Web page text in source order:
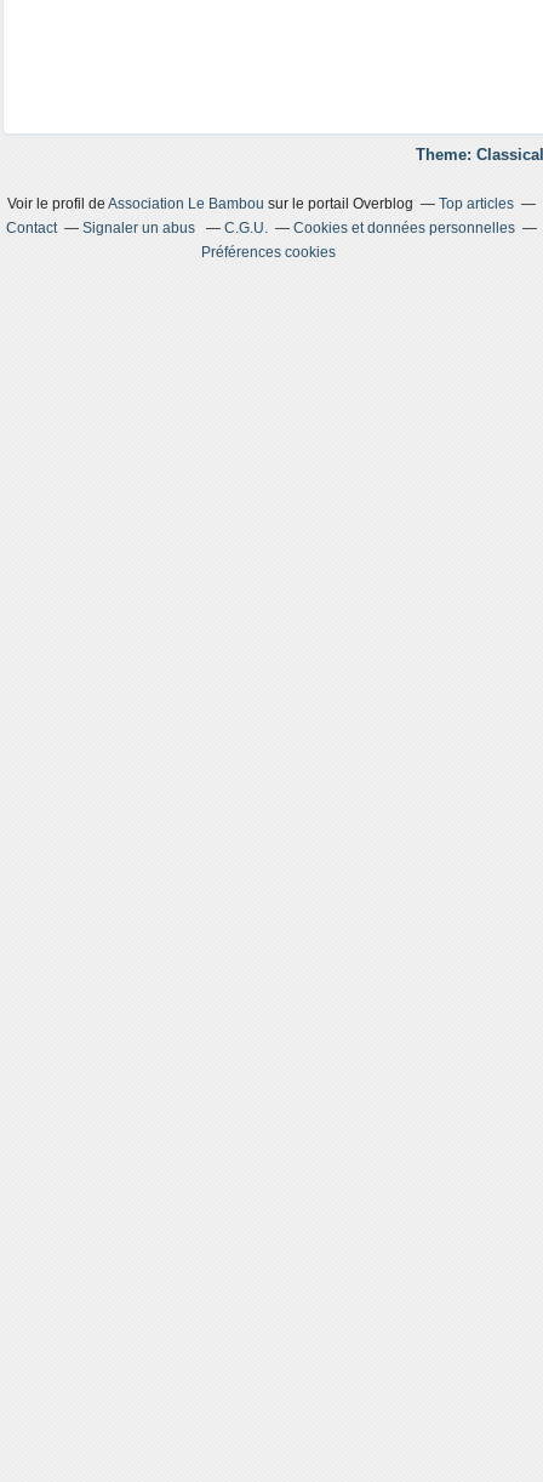
Theme:
Voir le profil de Association Le Bambou sur le portail Overblog
Top articles
Contact
Signaler un abus C.G.U.
Cookies et données personnelles
Préférences cookies